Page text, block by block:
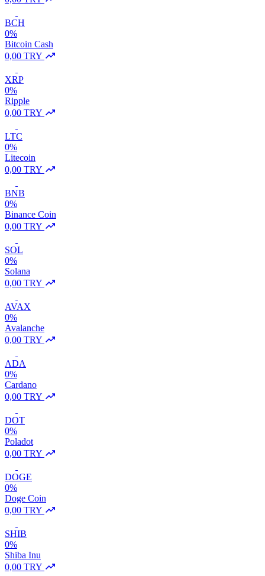
BCH
0%
Bitcoin Cash
0,00 TRY
XRP
0%
Ripple
0,00 TRY
LTC
0%
Litecoin
0,00 TRY
BNB
0%
Binance Coin
0,00 TRY
SOL
0%
Solana
0,00 TRY
AVAX
0%
Avalanche
0,00 TRY
ADA
0%
Cardano
0,00 TRY
DOT
0%
Poladot
0,00 TRY
DOGE
0%
Doge Coin
0,00 TRY
SHIB
0%
Shiba Inu
0,00 TRY